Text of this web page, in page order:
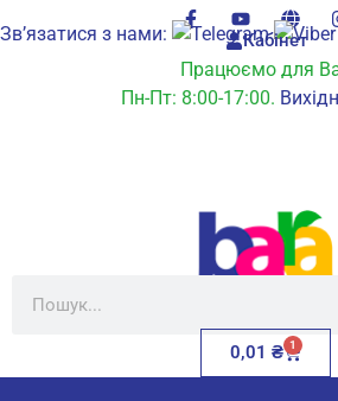
Зв’язатися з нами: Кабінет
Працюємо для
Пн-Пт: 8:00-17:00.
0,01 ₴ 1